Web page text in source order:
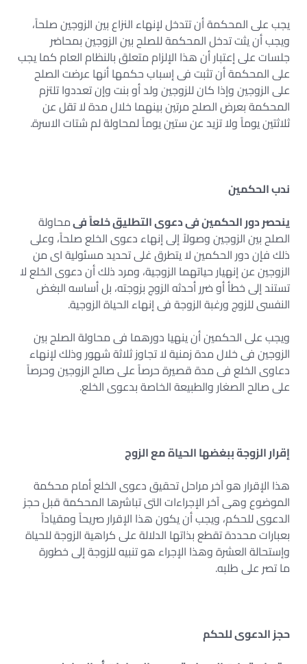
يجب على المحكمة أن تتدخل لإنهاء النزاع بين الزوجين صلحاً،
ويجب أن يثت تدخل المحكمة للصلح بين الزوجين بمحاضر
جلسات على إعتبار أن هذا الإلزام متعلق بالنظام العام كما يجب
على المحكمة أن تثبت فى إسباب حكمها أنها عرضت الصلح
على الزوجين وإذا كان للزوجين ولد أو بنت وإن تعددوا تلتزم
المحكمة بعرض الصلح مرتين بينهما خلال مدة لا تقل عن
ثلاثتين يوماً ولا تزيد عن ستين يوماً لمحاولة لم شتات الاسرة.
ندب الحكمين
ينحصر دور الحكمين فى دعوى التطليق خلعاً فىمحاولة
الصلح بين الزوجين وصولاً إلى إنهاء دعوى الخلع صلحاً، وعلى
ذلك فإن دور الحكمين لا يتطرق غلى تحديد مسئولية اى من
الزوجين عن إنهيار حياتهما الزوجية، ومرد ذلك أن دعوى الخلع لا
تستند إلى خطأ أو ضرر أحدثه الزوج بزوجته، بل أساسه البغض
النفسى للزوج ورغبة الزوجة فى إنهاء الحياة الزوجية.
ويجب على الحكمين أن ينهيا دورهما فى محاولة الصلح بين
الزوجين فى خلال مدة زمنية لا تجاوز ثلاثة شهور وذلك لإنهاء
دعاوى الخلع فى مدة قصيرة حرصاً على صالح الزوجين وحرصاً
على صالح الصغار والطبيعة الخاصة بدعوى الخلع.
إقرار الزوجة ببغضها الحياة مع الزوج
هذا الإقرار هو آخر مراحل تحقيق دعوى الخلع أمام محكمة
الموضوع وهى آخر الإجراءات التى تباشرها المحكمة قبل حجز
الدعوى للحكم، ويجب أن يكون هذا الإقرار صريحاً ومقياداً
بعبارات محددة تقطع بذاتها الدلالة على كراهية الزوجة للحياة
وإستحالة العشرة وهذا الإجراء هو تنبيه للزوجة إلى خطورة
ما تصر على طلبه.
حجز الدعوى للحكم